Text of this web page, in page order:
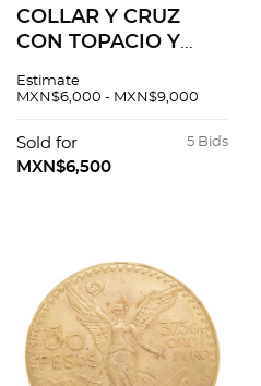
COLLAR Y CRUZ
CON TOPACIO Y
BLANCO DE 18K DE
Estimate
MXN$6,000 - MXN$9,000
5 Bids
Sold for
MXN$6,500